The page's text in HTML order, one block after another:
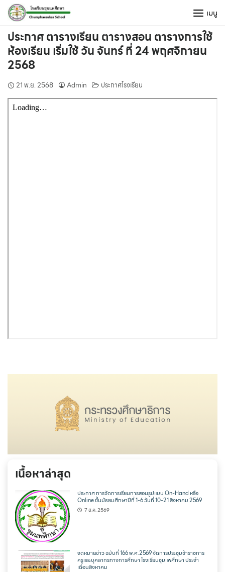
Skip
content
เมนู
ประกาศ ตารางเรียน ตารางสอน ตารางการใช้
ห้องเรียน เริ่มใช้ วัน จันทร์ ที่ 24 พฤศจิกายน
2568
21 พ.ย. 2568 Admin ประกาศโรงเรียน
เนื้อหาล่าสุด
ประกาศ การจัดการเรียนการสอนรูปแบบ On-Hand หรือ
Online ชั้นมัธยมศึกษาปีที่ 1-6 วันที่ 10-21 สิงหาคม 2569
7 ส.ค. 2569
จดหมายข่าว ฉบับที่ 166 พ.ศ.2569 จัดการประชุมข้าราชการ
ครูและบุคลากรทางการศึกษา โรงเรียนชุมแพศึกษา ประจำ
เดือนสิงหาคม